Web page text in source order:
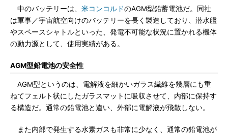
中のバッテリーは、 米コンコルドのAGM型鉛蓄電池だ。同社
は軍事／宇宙航空向けのバッテリーを長く製造しており、潜水艦
やスペースシャトルといった、発電不可能な状況に置かれる機体
の動力源として、使用実績がある。
AGM型鉛電池の安全性
AGM型というのは、電解液を細かいガラス繊維を幾層にも重
ねてフェルト状にしたガラスマットに吸収させて、内部に保持す
る構造だ。通常の鉛電池と違い、外部に電解液が飛散しない。
また内部で発生する水素ガスも非常に少なく、通常の鉛電池が